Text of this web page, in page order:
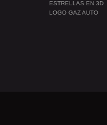
ESTRELLAS EN 3D
LOGO GAZ AUTO